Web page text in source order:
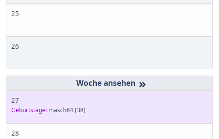
25
26
»
27
Geburtstage: masch84(38)
28